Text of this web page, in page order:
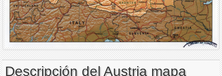
Descripción del Austria mapa